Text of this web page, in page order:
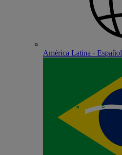
América Latina - Español